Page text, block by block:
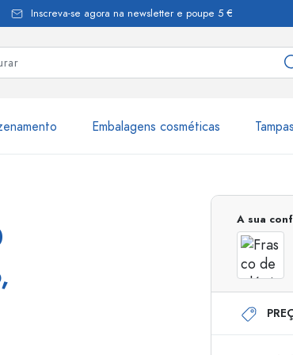
Inscreva-se agora na newsletter e poupe 5 €
Embalagens cosméticas
Dispensadores
Frascos com roll-on
A sua